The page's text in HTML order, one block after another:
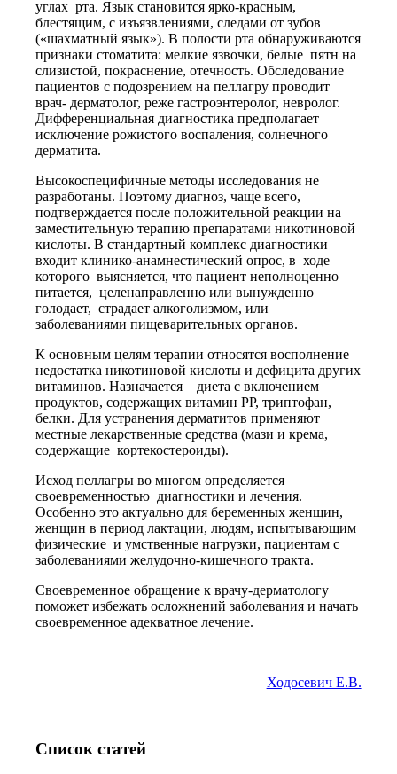
углах рта. Язык становится ярко-красным,
блестящим, с изъязвлениями, следами от зубов
(«шахматный язык»). В полости рта обнаруживаются
признаки стоматита: мелкие язвочки, белые пятн на
слизистой, покраснение, отечность. Обследование
пациентов с подозрением на пеллагру проводит
врач- дерматолог, реже гастроэнтеролог, невролог.
Дифференциальная диагностика предполагает
исключение рожистого воспаления, солнечного
дерматита.
Высокоспецифичные методы исследования не
разработаны. Поэтому диагноз, чаще всего,
подтверждается после положительной реакции на
заместительную терапию препаратами никотиновой
кислоты. В стандартный комплекс диагностики
входит клинико-анамнестический опрос, в ходе
которого выясняется, что пациент неполноценно
питается, целенаправленно или вынужденно
голодает, страдает алкоголизмом, или
заболеваниями пищеварительных органов.
К основным целям терапии относятся восполнение
недостатка никотиновой кислоты и дефицита других
витаминов. Назначается диета с включением
продуктов, содержащих витамин РР, триптофан,
белки. Для устранения дерматитов применяют
местные лекарственные средства (мази и крема,
содержащие кортекостероиды).
Исход пеллагры во многом определяется
своевременностью диагностики и лечения.
Особенно это актуально для беременных женщин,
женщин в период лактации, людям, испытывающим
физические и умственные нагрузки, пациентам с
заболеваниями желудочно-кишечного тракта.
Своевременное обращение к врачу-дерматологу
поможет избежать осложнений заболевания и начать
своевременное адекватное лечение.
Ходосевич Е.В.
Список статей